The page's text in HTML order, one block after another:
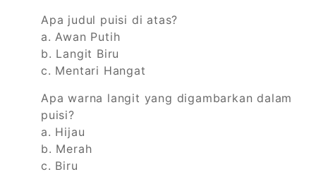
Apa judul puisi di atas?
a. Awan Putih
b. Langit Biru
c. Mentari Hangat
Apa warna langit yang digambarkan dalam
puisi?
a. Hijau
b. Merah
c. Biru